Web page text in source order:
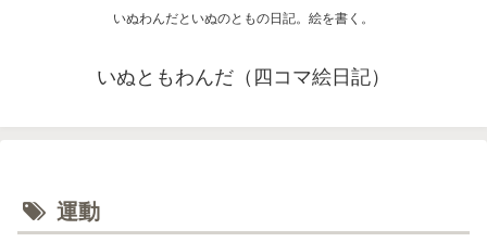
いぬわんだといぬのともの日記。絵を書く。
いぬともわんだ（四コマ絵日記）
運動